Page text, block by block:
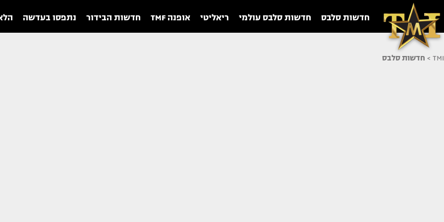
חדשות סלבס חדשות סלבס עולמי ריאליטי אופנה TMF חדשות הבידור נתפסו בעדשה
TMI
> חדשות סלבס